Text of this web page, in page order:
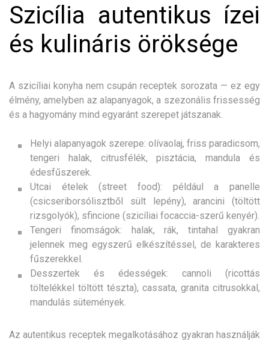
Szicília autentikus ízei
és kulináris öröksége
A szicíliai konyha nem csupán receptek sorozata — ez egy
élmény, amelyben az alapanyagok, a szezonális frissesség
és a hagyomány mind egyaránt szerepet játszanak.
Helyi alapanyagok szerepe: olívaolaj, friss paradicsom,
tengeri halak, citrusfélék, pisztácia, mandula és
édesfűszerek.
Utcai ételek (street food): például a panelle
(csicseriborsólisztből sült lepény), arancini (töltött
rizsgolyók), sfincione (szicíliai focaccia-szerű kenyér).
Tengeri finomságok: halak, rák, tintahal gyakran
jelennek meg egyszerű elkészítéssel, de karakteres
fűszerekkel.
Desszertek és édességek: cannoli (ricottás
töltelékkel töltött tészta), cassata, granita citrusokkal,
mandulás sütemények.
Az autentikus receptek megalkotásához gyakran használják